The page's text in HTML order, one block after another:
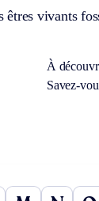
êtres vivants
À
Savez-